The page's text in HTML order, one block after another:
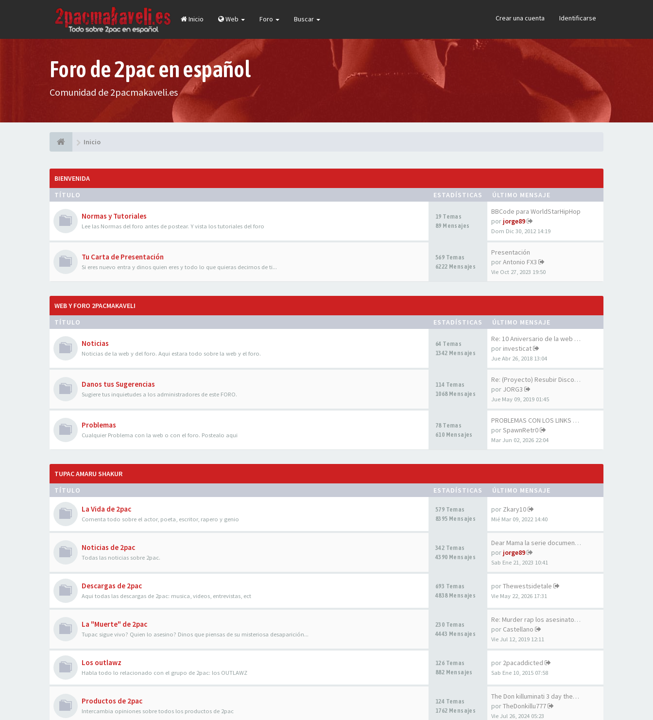
Inicio Web Foro Buscar Crear una cuenta Identificarse
Foro de 2pac en español
Comunidad de 2pacmakaveli.es
Inicio
BIENVENIDA
TÍTULO
ESTADÍSTICAS ÚLTIMO MENSAJE
Normas y Tutoriales
Lee las Normas del foro antes de postear. Y vista los tutoriales del foro
19 Temas
89 Mensajes
BBCode para WorldStarHipHop
por jorge89
Dom Dic 30, 2012 14:19
Tu Carta de Presentación
Si eres nuevo entra y dinos quien eres y todo lo que quieras decirnos de ti...
569 Temas
6222 Mensajes
Presentación
porAntonio FX3
Vie Oct 27, 2023 19:50
WEB Y FORO 2PACMAKAVELI
TÍTULO
ESTADÍSTICAS ÚLTIMO MENSAJE
Noticias
Noticias de la web y del foro. Aqui estara todo sobre la web y el foro.
64 Temas
1342 Mensajes
Re: 10 Aniversario de la web …
por investicat
Jue Abr 26, 2018 13:04
Danos tus Sugerencias
Sugiere tus inquietudes a los administradores de este FORO.
114 Temas
1068 Mensajes
Re: (Proyecto) Resubir Discos…
por JORG3
Jue May 09, 2019 01:45
Problemas
Cualquier Problema con la web o con el foro. Postealo aqui
78 Temas
610 Mensajes
PROBLEMAS CON LOS LINKS DE LA…
porSpawnRetr0
Mar Jun 02, 2026 22:04
TUPAC AMARU SHAKUR
TÍTULO
ESTADÍSTICAS ÚLTIMO MENSAJE
La Vida de 2pac
Comenta todo sobre el actor, poeta, escritor, rapero y genio
579 Temas
8395 Mensajes
por Zkary10
Mié Mar 09, 2022 14:40
Noticias de 2pac
Todas las noticias sobre 2pac.
342 Temas
4390 Mensajes
Dear Mama la serie documental…
por jorge89
Sab Ene 21, 2023 10:41
Descargas de 2pac
Aqui todas las descargas de 2pac: musica, videos, entrevistas, ect
693 Temas
4838 Mensajes
porThewestsidetale
Vie May 22, 2026 17:31
La "Muerte" de 2pac
Tupac sigue vivo? Quien lo asesino? Dinos que piensas de su misteriosa desaparición...
230 Temas
4443 Mensajes
Re: Murder rap los asesinatos…
por Castellano
Vie Jul 12, 2019 12:11
Los outlawz
Habla todo lo relacionado con el grupo de 2pac: los OUTLAWZ
126 Temas
882 Mensajes
por 2pacaddicted
Sab Ene 10, 2015 07:58
Productos de 2pac
Intercambia opiniones sobre todos los productos de 2pac
124 Temas
1762 Mensajes
The Don killuminati 3 day the…
porTheDonkillu777
Vie Jul 26, 2024 05:23